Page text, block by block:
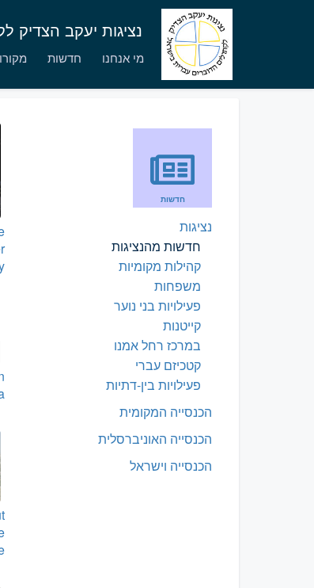
נציגות יעקב הצדיק
מי אנחנו חדשות
חדשות
נציגות
חדשות מהנציגות
קהילות מקומיות
משפחות
פעילויות בני נוער
קייטנות
במרכז רחל אמנו
קטכיזם עברי
פעילויות בין-דתיות
הכנסייה המקומית
הכנסייה האוניברסלית
הכנסייה וישראל